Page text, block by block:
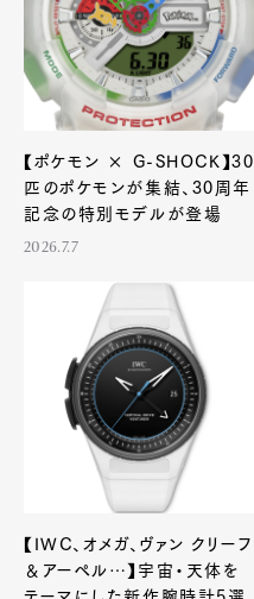
【ポケモン × G-SHOCK】30
匹のポケモンが集結、30周年
記念の特別モデルが登場
2026.7.7
【IWC、オメガ、ヴァン クリーフ
＆アーペル…】宇宙・天体を